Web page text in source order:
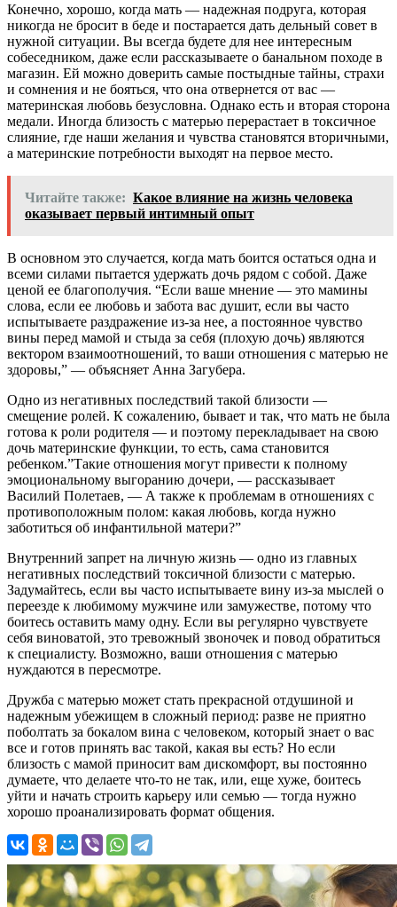
Конечно, хорошо, когда мать — надежная подруга, которая
никогда не бросит в беде и постарается дать дельный совет в
нужной ситуации. Вы всегда будете для нее интересным
собеседником, даже если рассказываете о банальном походе в
магазин. Ей можно доверить самые постыдные тайны, страхи
и сомнения и не бояться, что она отвернется от вас —
материнская любовь безусловна. Однако есть и вторая сторона
медали. Иногда близость с матерью перерастает в токсичное
слияние, где наши желания и чувства становятся вторичными,
а материнские потребности выходят на первое место.
Читайте также: Какое влияние на жизнь человека
оказывает первый интимный опыт
В основном это случается, когда мать боится остаться одна и
всеми силами пытается удержать дочь рядом с собой. Даже
ценой ее благополучия. “Если ваше мнение — это мамины
слова, если ее любовь и забота вас душит, если вы часто
испытываете раздражение из-за нее, а постоянное чувство
вины перед мамой и стыда за себя (плохую дочь) являются
вектором взаимоотношений, то ваши отношения с матерью не
здоровы,” — объясняет Анна Загубера.
Одно из негативных последствий такой близости —
смещение ролей. К сожалению, бывает и так, что мать не была
готова к роли родителя — и поэтому перекладывает на свою
дочь материнские функции, то есть, сама становится
ребенком.”Такие отношения могут привести к полному
эмоциональному выгоранию дочери, — рассказывает
Василий Полетаев, — А также к проблемам в отношениях с
противоположным полом: какая любовь, когда нужно
заботиться об инфантильной матери?”
Внутренний запрет на личную жизнь — одно из главных
негативных последствий токсичной близости с матерью.
Задумайтесь, если вы часто испытываете вину из-за мыслей о
переезде к любимому мужчине или замужестве, потому что
боитесь оставить маму одну. Если вы регулярно чувствуете
себя виноватой, это тревожный звоночек и повод обратиться
к специалисту. Возможно, ваши отношения с матерью
нуждаются в пересмотре.
Дружба с матерью может стать прекрасной отдушиной и
надежным убежищем в сложный период: разве не приятно
поболтать за бокалом вина с человеком, который знает о вас
все и готов принять вас такой, какая вы есть? Но если
близость с мамой приносит вам дискомфорт, вы постоянно
думаете, что делаете что-то не так, или, еще хуже, боитесь
уйти и начать строить карьеру или семью — тогда нужно
хорошо проанализировать формат общения.